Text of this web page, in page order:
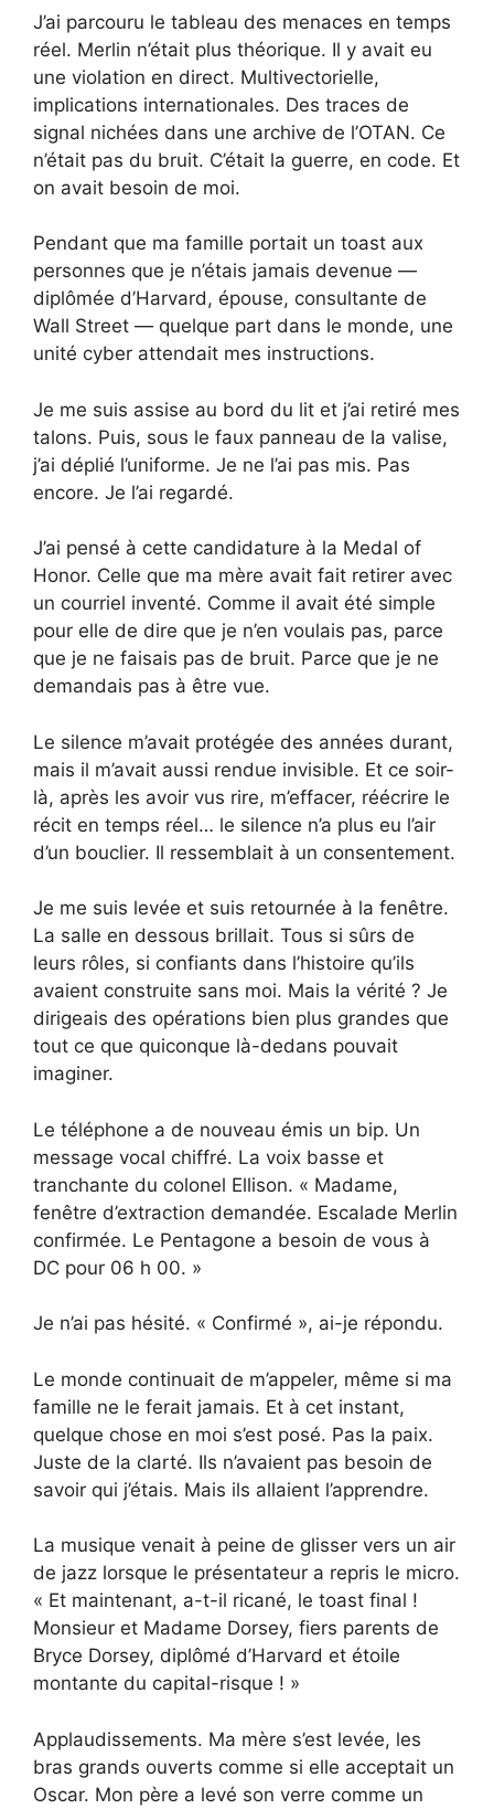
J’ai parcouru le tableau des menaces en temps
réel. Merlin n’était plus théorique. Il y avait eu
une violation en direct. Multivectorielle,
implications internationales. Des traces de
signal nichées dans une archive de l’OTAN. Ce
n’était pas du bruit. C’était la guerre, en code. Et
on avait besoin de moi.
Pendant que ma famille portait un toast aux
personnes que je n’étais jamais devenue —
diplômée d’Harvard, épouse, consultante de
Wall Street — quelque part dans le monde, une
unité cyber attendait mes instructions.
Je me suis assise au bord du lit et j’ai retiré mes
talons. Puis, sous le faux panneau de la valise,
j’ai déplié l’uniforme. Je ne l’ai pas mis. Pas
encore. Je l’ai regardé.
J’ai pensé à cette candidature à la Medal of
Honor. Celle que ma mère avait fait retirer avec
un courriel inventé. Comme il avait été simple
pour elle de dire que je n’en voulais pas, parce
que je ne faisais pas de bruit. Parce que je ne
demandais pas à être vue.
Le silence m’avait protégée des années durant,
mais il m’avait aussi rendue invisible. Et ce soir-
là, après les avoir vus rire, m’effacer, réécrire le
récit en temps réel… le silence n’a plus eu l’air
d’un bouclier. Il ressemblait à un consentement.
Je me suis levée et suis retournée à la fenêtre.
La salle en dessous brillait. Tous si sûrs de
leurs rôles, si confiants dans l’histoire qu’ils
avaient construite sans moi. Mais la vérité ? Je
dirigeais des opérations bien plus grandes que
tout ce que quiconque là-dedans pouvait
imaginer.
Le téléphone a de nouveau émis un bip. Un
message vocal chiffré. La voix basse et
tranchante du colonel Ellison. « Madame,
fenêtre d’extraction demandée. Escalade Merlin
confirmée. Le Pentagone a besoin de vous à
DC pour 06 h 00. »
Je n’ai pas hésité. « Confirmé », ai-je répondu.
Le monde continuait de m’appeler, même si ma
famille ne le ferait jamais. Et à cet instant,
quelque chose en moi s’est posé. Pas la paix.
Juste de la clarté. Ils n’avaient pas besoin de
savoir qui j’étais. Mais ils allaient l’apprendre.
La musique venait à peine de glisser vers un air
de jazz lorsque le présentateur a repris le micro.
« Et maintenant, a-t-il ricané, le toast final !
Monsieur et Madame Dorsey, fiers parents de
Bryce Dorsey, diplômé d’Harvard et étoile
montante du capital-risque ! »
Applaudissements. Ma mère s’est levée, les
bras grands ouverts comme si elle acceptait un
Oscar. Mon père a levé son verre comme un